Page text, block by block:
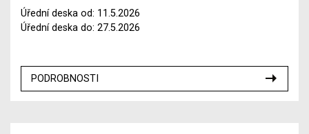
Úřední deska od: 11.5.2026
Úřední deska do: 27.5.2026
PODROBNOSTI